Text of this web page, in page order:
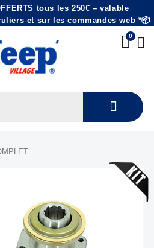
tous les 250€ – valable
et sur les commandes web *📦